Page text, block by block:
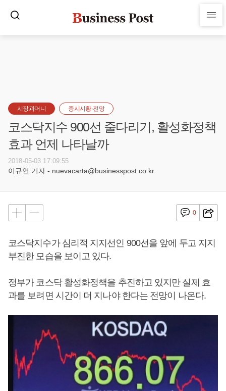
시장과머니 증시시황·전망
코스닥지수 900선 줄다리기, 활성화정책
효과 언제 나타날까
2018-05-03 17:09:55
이규연 기자 - nuevacarta@businesspost.co.kr
0
코스닥지수가 심리적 지지선인 900선을 앞에 두고 지지
부진한 모습을 보이고 있다.
정부가 코스닥 활성화정책을 추진하고 있지만 실제 효
과를 보려면 시간이 더 지나야 한다는 전망이 나온다.